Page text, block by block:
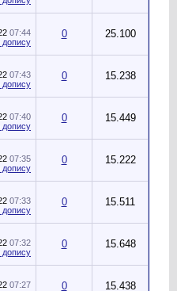
07:44
0 25.100
07:43
0 15.238
07:40
0 15.449
07:35
0 15.222
07:33
0 15.511
07:32
0 15.648
07:27
0 15.438